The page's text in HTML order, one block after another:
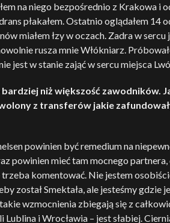
na niego bezpośrednio z Krakowa i
płakałem. Ostatnio oglądałem 14
miałem łzy w oczach. Zadra w sercu
rusza mnie Włókniarz.
jest w stanie zająć w sercu miejsca
niż większość zawodników.
z transferów jakie
powinien być remedium na
powinien mieć tam mocnego partnera,
komentować. Nie jestem
został Smektała, ale jesteśmy gdzie
wzmocnienia zbiegają się z
i Wrocławia – jest słabiej.